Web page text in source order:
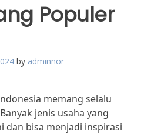
Populer
by adminnor
memang selalu
jenis usaha yang
dan bisa menjadi inspirasi